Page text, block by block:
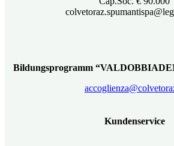
Bildungsprogramm
Kundenservice